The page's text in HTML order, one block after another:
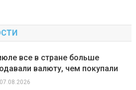
все в стране больше
валюту, чем покупали
07.08.2026